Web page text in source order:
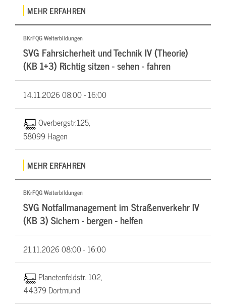
MEHR ERFAHREN
BKrFQG Weiterbildungen
SVG Fahrsicherheit und Technik IV (Theorie)
(KB 1+3) Richtig sitzen - sehen - fahren
14.11.202608:00 - 16:00
Overbergstr.125,
58099 Hagen
MEHR ERFAHREN
BKrFQG Weiterbildungen
SVG Notfallmanagement im Straßenverkehr IV
(KB 3) Sichern - bergen - helfen
21.11.202608:00 - 16:00
Planetenfeldstr. 102,
44379 Dortmund